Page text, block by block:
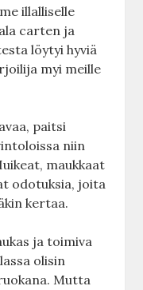
illalliselle
carten ja
löytyi hyviä
myi meille
paitsi
niin
maukkaat
odotuksia, joita
kertaa.
ja toimiva
olisin
Mutta